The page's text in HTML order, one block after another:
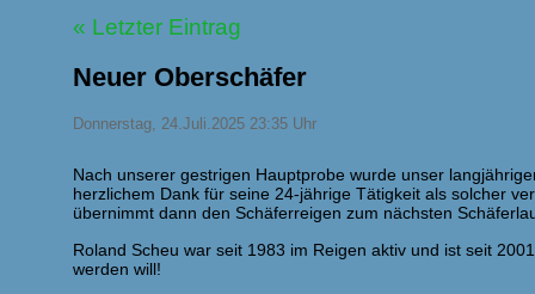
« Letzter Eintrag
Neuer Oberschäfer
Donnerstag, 24.Juli.2025 23:35 Uhr
Nach unserer gestrigen Hauptprobe wurde unser
herzlichem Dank für seine 24-jährige Tätigkeit als solcher
übernimmt dann den Schäferreigen zum nächsten
Roland Scheu war seit 1983 im Reigen aktiv und ist seit
werden will!